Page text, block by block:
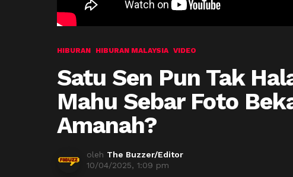
HIBURAN HIBURAN MALAYSIA VIDEO
Satu Sen Pun Tak
Mahu Sebar Foto
Amanah?
oleh The Buzzer/Editor
10/04/2025, 1:09 pm